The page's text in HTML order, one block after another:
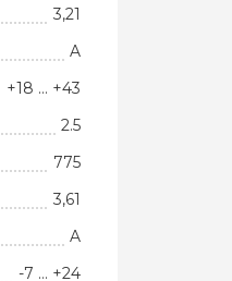
3,21
A
+18 … +43
2.5
775
3,61
A
-7 … +24